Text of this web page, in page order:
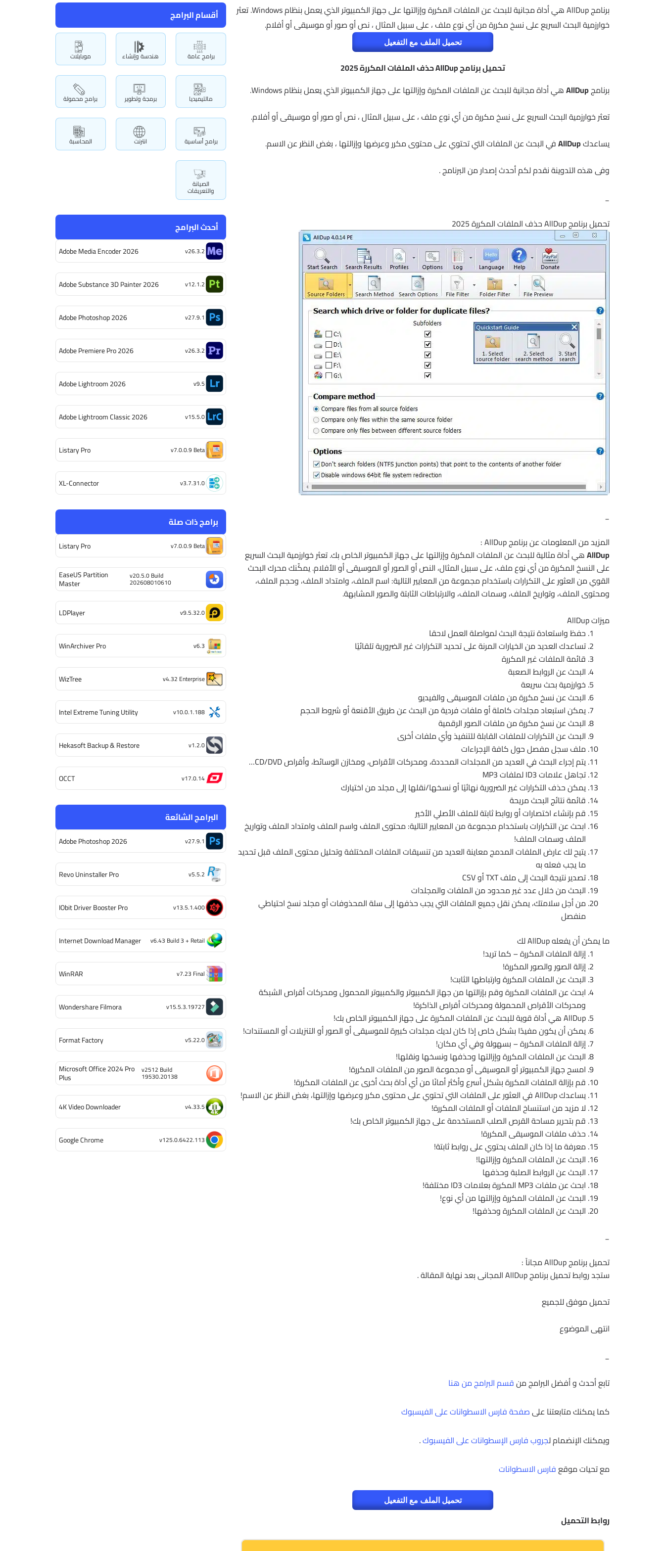
أقسام البرامج
برامج عامة هندسة وإنشاء موبايلات
مالتيميديا برمجة وتطوير برامج محمولة
برامج أساسية انترنت المحاسبة
الصيانة
والتعريفات
أحدث البرامج
Adobe Media Encoder 2026 v26.3.2
Adobe Substance 3D Painter 2026 v12.1.2
Adobe Photoshop 2026 v27.9.1
Adobe Premiere Pro 2026 v26.3.2
Adobe Lightroom 2026 v9.5
Adobe Lightroom Classic 2026 v15.5.0
Listary Pro v7.0.0.9 Beta
XL-Connector v3.7.31.0
برامج ذات صلة
Listary Pro v7.0.0.9 Beta
EaseUS Partition
Master
v20.5.0 Build
202608010610
LDPlayer v9.5.32.0
WinArchiver Pro v6.3
WizTree v4.32 Enterprise
Intel Extreme Tuning Utility v10.0.1.188
Hekasoft Backup & Restore v1.2.0
OCCT v17.0.14
البرامج الشائعة
Adobe Photoshop 2026 v27.9.1
Revo Uninstaller Pro v5.5.2
IObit Driver Booster Pro v13.5.1.400
Internet Download Manager v6.43 Build 3 + Retail
WinRAR v7.23 Final
Wondershare Filmora v15.5.3.19727
Format Factory v5.22.0
Microsoft Office 2024 Pro
Plus
v2512 Build
19530.20138
4K Video Downloader v4.33.5
Google Chrome v125.0.6422.113
برنامج AllDup هي أداة مجانية للبحث عن الملفات المكررة وإزالتها على جهاز الكمبيوتر الذي يعمل بنظام Windows. تعثر
خوارزمية البحث السريع على نسخ مكررة من أي نوع ملف ، على سبيل المثال ، نص أو صور أو موسيقى أو أفلام.
تحميل الملف مع التفعيل
تحميل برنامج AllDup حذف الملفات المكررة 2025
برنامجAllDupهي أداة مجانية للبحث عن الملفات المكررة وإزالتها على جهاز الكمبيوتر الذي يعمل بنظام Windows.
تعثر خوارزمية البحث السريع على نسخ مكررة من أي نوع ملف ، على سبيل المثال ، نص أو صور أو موسيقى أو أفلام.
يساعدكAllDupفي البحث عن الملفات التي تحتوي على محتوى مكرر وعرضها وإزالتها ، بغض النظر عن الاسم.
وفى هذه التدوينة نقدم لكم أحدث إصدار من البرنامج .
_
تحميل برنامج AllDup حذف الملفات المكررة 2025
_
المزيد من المعلومات عن برنامج AllDup :
AllDupهي أداة مثالية للبحث عن الملفات المكررة وإزالتها على جهاز الكمبيوتر الخاص بك. تعثر خوارزمية البحث السريع
على النسخ المكررة من أي نوع ملف، على سبيل المثال، النص أو الصور أو الموسيقى أو الأفلام. يمكّنك محرك البحث
القوي من العثور على التكرارات باستخدام مجموعة من المعايير التالية: اسم الملف، وامتداد الملف، وحجم الملف،
ومحتوى الملف، وتواريخ الملف، وسمات الملف، والارتباطات الثابتة والصور المشابهة.
ميزات AllDup
حفظ واستعادة نتيجة البحث لمواصلة العمل لاحقا
تساعدك العديد من الخيارات المرنة على تحديد التكرارات غير الضرورية تلقائيًا
قائمة الملفات غير المكررة
البحث عن الروابط الصعبة
خوارزمية بحث سريعة
البحث عن نسخ مكررة من ملفات الموسيقى والفيديو
يمكن استبعاد مجلدات كاملة أو ملفات فردية من البحث عن طريق الأقنعة أو شروط الحجم
البحث عن نسخ مكررة من ملفات الصور الرقمية
البحث عن التكرارات للملفات القابلة للتنفيذ وأي ملفات أخرى
ملف سجل مفصل حول كافة الإجراءات
يتم إجراء البحث في العديد من المجلدات المحددة، ومحركات الأقراص، ومخازن الوسائط، وأقراص CD/DVD…
تجاهل علامات ID3 لملفات MP3
يمكن حذف التكرارات غير الضرورية نهائيًا أو نسخها/نقلها إلى مجلد من اختيارك
قائمة نتائج البحث مريحة
قم بإنشاء اختصارات أو روابط ثابتة للملف الأصلي الأخير
ابحث عن التكرارات باستخدام مجموعة من المعايير التالية: محتوى الملف واسم الملف وامتداد الملف وتواريخ
الملف وسمات الملف!
يتيح لك عارض الملفات المدمج معاينة العديد من تنسيقات الملفات المختلفة وتحليل محتوى الملف قبل تحديد
ما يجب فعله به
تصدير نتيجة البحث إلى ملف TXT أو CSV
البحث من خلال عدد غير محدود من الملفات والمجلدات
من أجل سلامتك، يمكن نقل جميع الملفات التي يجب حذفها إلى سلة المحذوفات أو مجلد نسخ احتياطي
منفصل
ما يمكن أن يفعله AllDup لك
إزالة الملفات المكررة – كما تريد!
إزالة الصور والصور المكررة!
البحث عن الملفات المكررة وارتباطها الثابت!
ابحث عن الملفات المكررة وقم بإزالتها من جهاز الكمبيوتر والكمبيوتر المحمول ومحركات أقراص الشبكة
ومحركات الأقراص المحمولة ومحركات أقراص الذاكرة!
AllDup هي أداة قوية للبحث عن الملفات المكررة على جهاز الكمبيوتر الخاص بك!
يمكن أن يكون مفيدًا بشكل خاص إذا كان لديك مجلدات كبيرة للموسيقى أو الصور أو التنزيلات أو المستندات!
إزالة الملفات المكررة – بسهولة وفي أي مكان!
البحث عن الملفات المكررة وإزالتها وحذفها ونسخها ونقلها!
امسح جهاز الكمبيوتر أو الموسيقى أو مجموعة الصور من الملفات المكررة!
قم بإزالة الملفات المكررة بشكل أسرع وأكثر أمانًا من أي أداة بحث أخرى عن الملفات المكررة!
يساعدك AllDup في العثور على الملفات التي تحتوي على محتوى مكرر وعرضها وإزالتها، بغض النظر عن الاسم!
لا مزيد من استنساخ الملفات أو الملفات المكررة!
قم بتحرير مساحة القرص الصلب المستخدمة على جهاز الكمبيوتر الخاص بك!
حذف ملفات الموسيقى المكررة!
معرفة ما إذا كان الملف يحتوي على روابط ثابتة!
البحث عن الملفات المكررة وإزالتها!
البحث عن الروابط الصلبة وحذفها
ابحث عن ملفات MP3 المكررة بعلامات ID3 مختلفة!
البحث عن الملفات المكررة وإزالتها من أي نوع!
البحث عن الملفات المكررة وحذفها!
_
تحميل برنامج AllDup مجاناً :
ستجد روابط تحميل برنامج AllDup المجانى بعد نهاية المقالة .
تحميل موفق للجميع
انتهى الموضوع
_
تابع أحدث و أفضل البرامج منقسم البرامج من هنا
كما يمكنك متابعتنا علىصفحة فارس الاسطوانات على الفيسبوك
ويمكنك الإنضمام لجروب فارس الإسطوانات على الفيسبوك.
مع تحيات موقعفارس الاسطوانات
تحميل الملف مع التفعيل
روابط التحميل